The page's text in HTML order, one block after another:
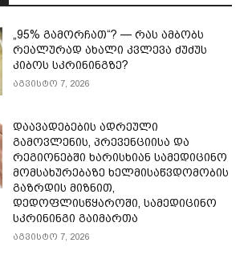
„95% გამორჩათ“? — რას ამბობს
რეალურად ახალი კვლევა ძუძუს
კიბოს სკრინინგზე?
აგვისტო 7, 2026
დაავადებების ადრეული
გამოვლენის, პრევენციისა და
რეგიონებში ხარისხიან სამედიცინო
მომსახურებაზე ხელმისაწვდომობის
გაზრდის მიზნით,
დედოფლისწყაროში, სამედიცინო
სკრინინგი გაიმართა
აგვისტო 7, 2026